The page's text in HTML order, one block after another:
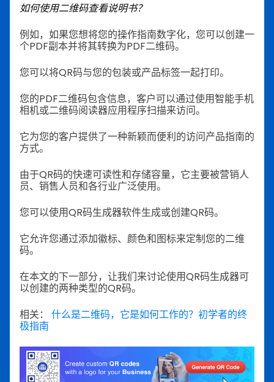
如何使用二维码查看说明书？
例如，如果您想将您的操作指南数字化，您可以创建一
个PDF副本并将其转换为PDF二维码。
您可以将QR码与您的包装或产品标签一起打印。
您的PDF二维码包含信息，客户可以通过使用智能手机
相机或二维码阅读器应用程序扫描来访问。
它为您的客户提供了一种新颖而便利的访问产品指南的
方式。
由于QR码的快速可读性和存储容量，它主要被营销人
员、销售人员和各行业广泛使用。
您可以使用QR码生成器软件生成或创建QR码。
它允许您通过添加徽标、颜色和图标来定制您的二维
码。
在本文的下一部分，让我们来讨论使用QR码生成器可
以创建的两种类型的QR码。
相关： 什么是二维码，它是如何工作的？初学者的终
极指南